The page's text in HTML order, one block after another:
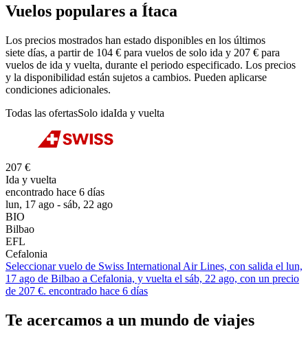
Vuelos populares a Ítaca
Los precios mostrados han estado disponibles en los últimos
siete días, a partir de 104 € para vuelos de solo ida y 207 € para
vuelos de ida y vuelta, durante el periodo especificado. Los precios
y la disponibilidad están sujetos a cambios. Pueden aplicarse
condiciones adicionales.
Todas las ofertasSolo idaIda y vuelta
207 €
Ida y vuelta
encontrado hace 6 días
lun, 17 ago - sáb, 22 ago
BIO
Bilbao
EFL
Cefalonia
Seleccionar vuelo de Swiss International Air Lines, con salida el lun,
17 ago de Bilbao a Cefalonia, y vuelta el sáb, 22 ago, con un precio
de 207 €. encontrado hace 6 días
Te acercamos a un mundo de viajes